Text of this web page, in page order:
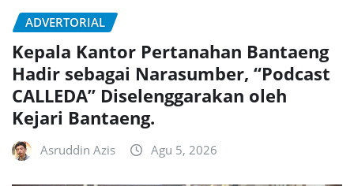
ADVERTORIAL
Kepala Kantor Pertanahan Bantaeng
Hadir sebagai Narasumber, “Podcast
CALLEDA” Diselenggarakan oleh
Kejari Bantaeng.
Asruddin Azis Agu 5, 2026